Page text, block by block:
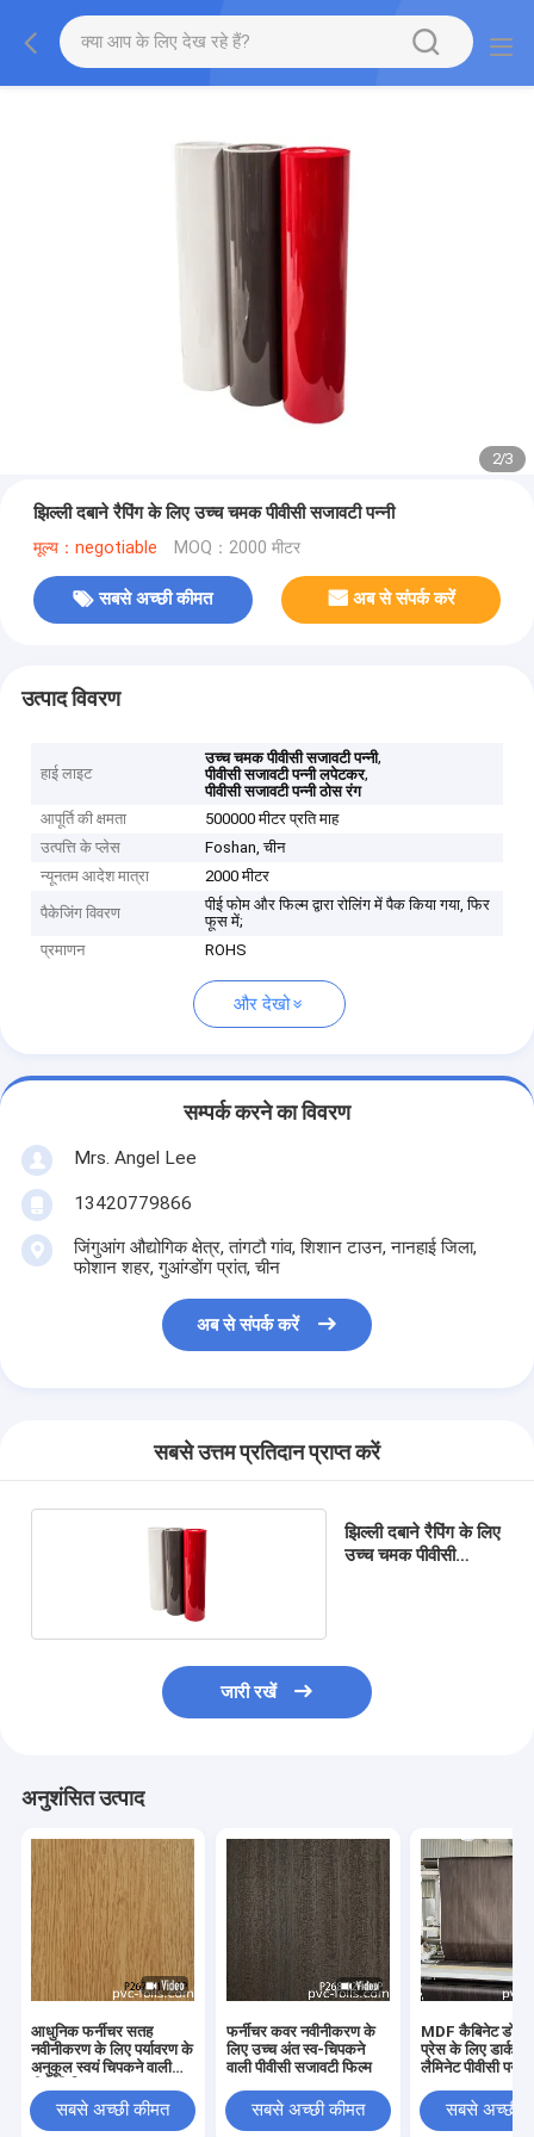
2/3
झिल्ली दबाने रैपिंग के लिए उच्च चमक पीवीसी सजावटी पन्नी
मूल्य：negotiable MOQ：2000 मीटर
सबसे अच्छी कीमत अब से संपर्क करें
उत्पाद विवरण
हाई लाइट
उच्च चमक पीवीसी सजावटी पन्नी,
पीवीसी सजावटी पन्नी लपेटकर,
पीवीसी सजावटी पन्नी ठोस रंग
आपूर्ति की क्षमता
500000 मीटर प्रति माह
उत्पत्ति के प्लेस
Foshan, चीन
न्यूनतम आदेश मात्रा
2000 मीटर
पैकेजिंग विवरण
पीई फोम और फिल्म द्वारा रोलिंग में पैक किया गया, फिर
फूस में;
प्रमाणन
ROHS
और देखो
सम्पर्क करने का विवरण
Mrs. Angel Lee
13420779866
जिंगुआंग औद्योगिक क्षेत्र, तांगटौ गांव, शिशान टाउन, नानहाई जिला,
फोशान शहर, गुआंग्डोंग प्रांत, चीन
अब से संपर्क करें
सबसे उत्तम प्रतिदान प्राप्त करें
झिल्ली दबाने रैपिंग के लिए
उच्च चमक पीवीसी
जारी रखें
अनुशंसित उत्पाद
आधुनिक फर्नीचर सतह
नवीनीकरण के लिए पर्यावरण के
अनुकूल स्वयं चिपकने वाली
सबसे अच्छी कीमत
फर्नीचर कवर नवीनीकरण के
लिए उच्च अंत स्व-चिपकने
वाली पीवीसी सजावटी फिल्म
सबसे अच्छी कीमत
MDF कैबिनेट डोर
प्रेस के लिए डार्क
लैमिनेट पीवीसी पन्नी
सबसे अच्छी